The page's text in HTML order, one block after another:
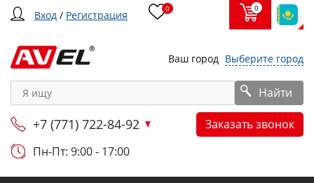
Вход / Регистрация 0 0
Ваш город Выберите город
Найти
+7 (771) 722-84-92
Заказать звонок
Пн-Пт: 9:00 - 17:00